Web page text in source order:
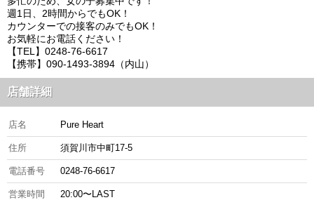
週1日、2時間からでもOK！
カウンターでの接客のみでもOK！
お気軽にお電話ください！
【TEL】0248-76-6617
【携帯】090-1493-3894（内山）
店舗詳細
店名 Pure Heart
住所 須賀川市中町17-5
電話番号 0248-76-6617
営業時間 20:00〜LAST